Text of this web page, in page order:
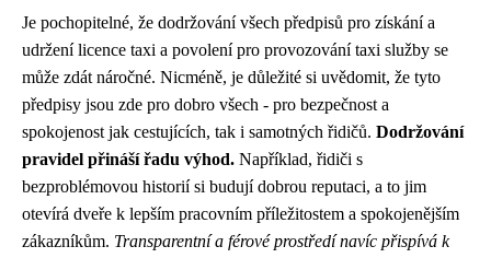
Je pochopitelné, že dodržování všech předpisů pro získání a
udržení licence taxi a povolení pro provozování taxi služby se
může zdát náročné. Nicméně, je důležité si uvědomit, že tyto
předpisy jsou zde pro dobro všech - pro bezpečnost a
spokojenost jak cestujících, tak i samotných řidičů. Dodržování
pravidel přináší řadu výhod. Například, řidiči s
bezproblémovou historií si budují dobrou reputaci, a to jim
otevírá dveře k lepším pracovním příležitostem a spokojenějším
zákazníkům. Transparentní a férové prostředí navíc přispívá k